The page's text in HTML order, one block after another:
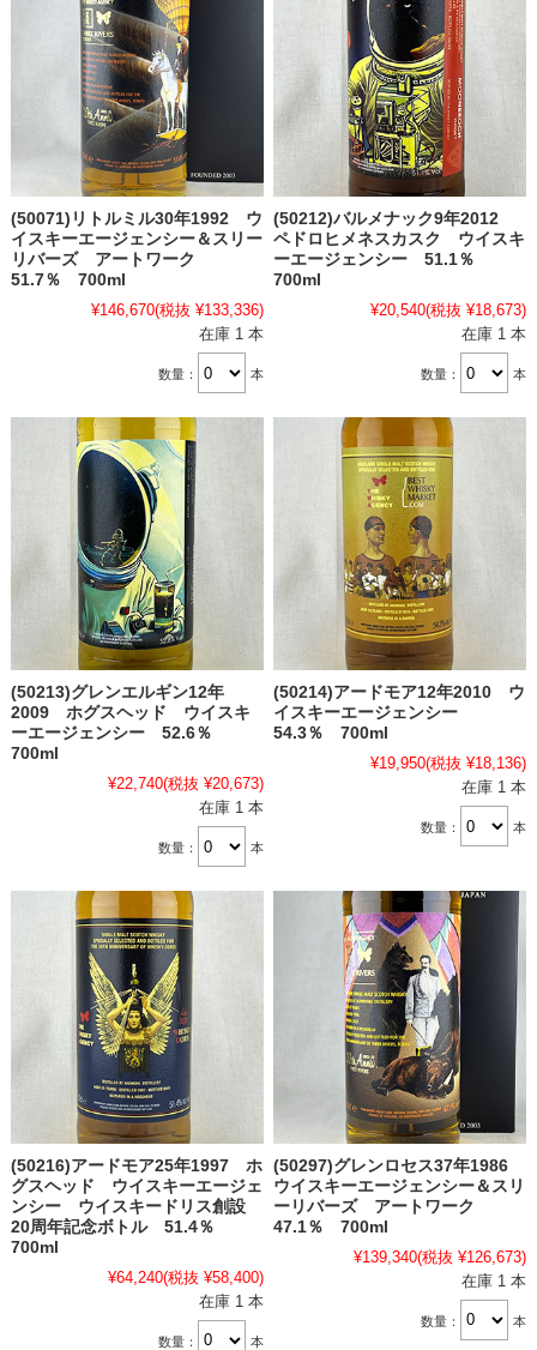
(50071)リトルミル30年1992 ウ
イスキーエージェンシー＆スリー
リバーズ アートワーク
51.7％ 700ml
¥146,670(税抜 ¥133,336)
在庫 1 本
数量： 本
(50212)バルメナック9年2012
ペドロヒメネスカスク ウイスキ
ーエージェンシー 51.1％
700ml
¥20,540(税抜 ¥18,673)
在庫 1 本
数量： 本
(50213)グレンエルギン12年
2009 ホグスヘッド ウイスキ
ーエージェンシー 52.6％
700ml
¥22,740(税抜 ¥20,673)
在庫 1 本
数量： 本
(50214)アードモア12年2010 ウ
イスキーエージェンシー
54.3％ 700ml
¥19,950(税抜 ¥18,136)
在庫 1 本
数量： 本
(50216)アードモア25年1997 ホ
グスヘッド ウイスキーエージェ
ンシー ウイスキードリス創設
20周年記念ボトル 51.4％
700ml
¥64,240(税抜 ¥58,400)
在庫 1 本
数量： 本
(50297)グレンロセス37年1986
ウイスキーエージェンシー＆スリ
ーリバーズ アートワーク
47.1％ 700ml
¥139,340(税抜 ¥126,673)
在庫 1 本
数量： 本